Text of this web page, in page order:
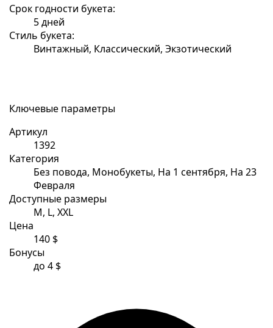
Срок годности букета:
5 дней
Стиль букета:
Винтажный, Классический, Экзотический
Ключевые параметры
Артикул
1392
Категория
Без повода, Монобукеты, На 1 сентября, На 23
Февраля
Доступные размеры
M, L, XXL
Цена
140 $
Бонусы
до 4 $